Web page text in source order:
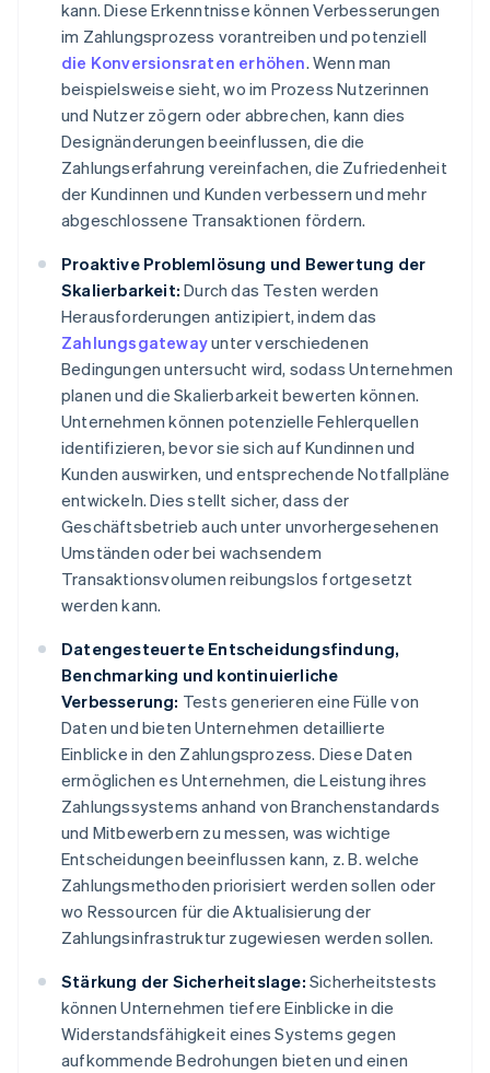
kann. Diese Erkenntnisse können Verbesserungen
im Zahlungsprozess vorantreiben und potenziell
die Konversionsraten erhöhen. Wenn man
beispielsweise sieht, wo im Prozess Nutzerinnen
und Nutzer zögern oder abbrechen, kann dies
Designänderungen beeinflussen, die die
Zahlungserfahrung vereinfachen, die Zufriedenheit
der Kundinnen und Kunden verbessern und mehr
abgeschlossene Transaktionen fördern.
Proaktive Problemlösung und Bewertung der
Skalierbarkeit: Durch das Testen werden
Herausforderungen antizipiert, indem das
Zahlungsgatewayunter verschiedenen
Bedingungen untersucht wird, sodass Unternehmen
planen und die Skalierbarkeit bewerten können.
Unternehmen können potenzielle Fehlerquellen
identifizieren, bevor sie sich auf Kundinnen und
Kunden auswirken, und entsprechende Notfallpläne
entwickeln. Dies stellt sicher, dass der
Geschäftsbetrieb auch unter unvorhergesehenen
Umständen oder bei wachsendem
Transaktionsvolumen reibungslos fortgesetzt
werden kann.
Datengesteuerte Entscheidungsfindung,
Benchmarking und kontinuierliche
Verbesserung: Tests generieren eine Fülle von
Daten und bieten Unternehmen detaillierte
Einblicke in den Zahlungsprozess. Diese Daten
ermöglichen es Unternehmen, die Leistung ihres
Zahlungssystems anhand von Branchenstandards
und Mitbewerbern zu messen, was wichtige
Entscheidungen beeinflussen kann, z. B. welche
Zahlungsmethoden priorisiert werden sollen oder
wo Ressourcen für die Aktualisierung der
Zahlungsinfrastruktur zugewiesen werden sollen.
Stärkung der Sicherheitslage: Sicherheitstests
können Unternehmen tiefere Einblicke in die
Widerstandsfähigkeit eines Systems gegen
aufkommende Bedrohungen bieten und einen